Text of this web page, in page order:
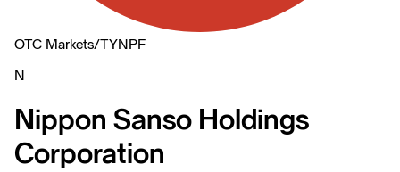
OTC Markets/TYNPF
N
Nippon Sanso Holdings
Corporation